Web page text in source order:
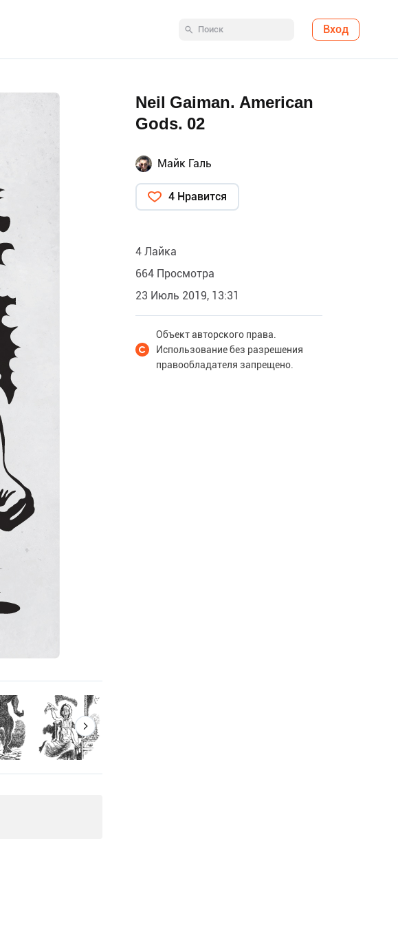
Вход
Neil Gaiman. American
Gods. 02
Майк Галь
4 Нравится
4 Лайка
664 Просмотра
23 Июль 2019, 13:31
Объект авторского права.
Использование без разрешения
правообладателя запрещено.